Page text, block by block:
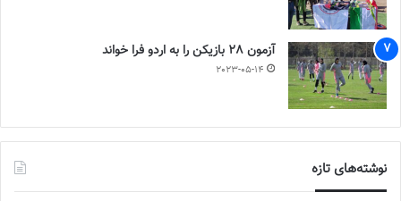
آزمون 28 بازیکن را به اردو فرا خواند
2023-05-14
نوشته‌های تازه